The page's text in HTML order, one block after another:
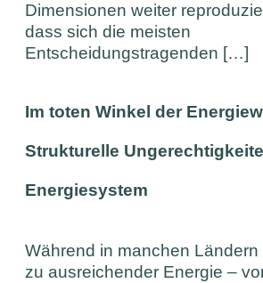
Dimensionen weiter
dass sich die meisten
Entscheidungstragenden […]
Im toten Winkel der
Strukturelle
Energiesystem
Während in manchen
zu ausreichender Energie –